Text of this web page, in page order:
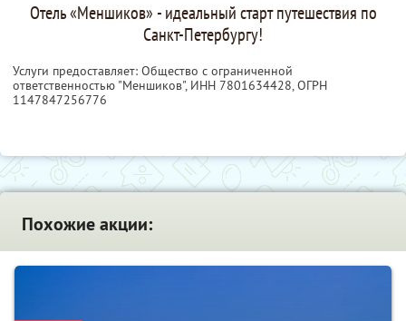
Отель «Меншиков» - идеальный старт путешествия по
Санкт-Петербургу!
Услуги предоставляет: Общество с ограниченной
ответственностью "Меншиков", ИНН 7801634428, ОГРН
1147847256776
Похожие акции: